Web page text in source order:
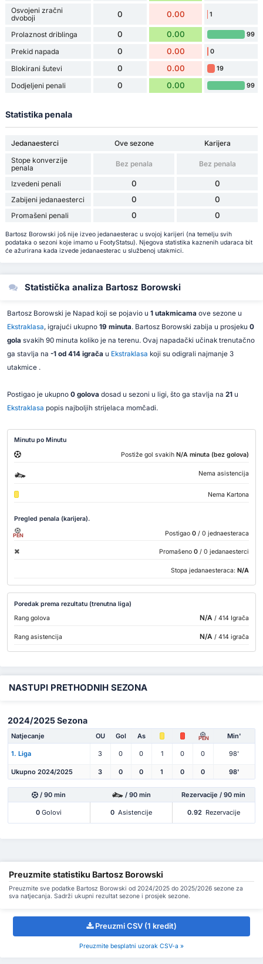
Osvojeni zračni
dvoboji
0 0.00 1
Prolaznost driblinga 0 0.00 99
Prekid napada 0 0.00 0
Blokirani šutevi 0 0.00 19
Dodjeljeni penali 0 0.00 99
Statistika penala
Jedanaesterci Ove sezone
Karijera
Stope konverzije
penala
Bez penala Bez penala
Izvedeni penali 0 0
Zabijeni jedanaesterci 0 0
Promašeni penali 0 0
Bartosz Borowski još nije izveo jedanaesterac u svojoj karijeri (na temelju svih
podataka o sezoni koje imamo u FootyStatsu). Njegova statistika kaznenih udaraca bit
će ažurirana kada izvede jedanaesterac u službenoj utakmici.
Statistička analiza Bartosz Borowski
Bartosz Borowski je Napad koji se pojavio u 1 utakmicama ove sezone u
Ekstraklasa, igrajući ukupno 19 minuta. Bartosz Borowski zabija u prosjeku 0
gola svakih 90 minuta koliko je na terenu. Ovaj napadački učinak trenutačno
ga stavlja na -1 od 414 igrača u Ekstraklasa koji su odigrali najmanje 3
utakmice .
Postigao je ukupno 0 golova dosad u sezoni u ligi, što ga stavlja na 21u
Ekstraklasa popis najboljih strijelaca momčadi.
Minutu po Minutu
Postiže gol svakih N/A minuta (bez golova)
Nema asistencija
Nema Kartona
Pregled penala (karijera).
PEN Postigao 0 / 0 jednaesteraca
Promašeno 0 / 0 jedanaesterci
Stopa jedanaesteraca: N/A
Poredak prema rezultatu (trenutna liga)
Rang golova
N/A / 414 Igrača
Rang asistencija N/A / 414 igrača
NASTUPI PRETHODNIH SEZONA
2024/2025 Sezona
Natjecanje OU Gol As PEN Min'
1. Liga 3 0 0 1 0 0 98'
Ukupno 2024/2025 3 0 0 1 0 0 98'
/ 90 min / 90 min Rezervacije / 90 min
0 Golovi 0 Asistencije 0.92 Rezervacije
Preuzmite statistiku Bartosz Borowski
Preuzmite sve podatke Bartosz Borowski od 2024/2025 do 2025/2026 sezone za
sva natjecanja. Sadrži ukupni rezultat sezone i prosjek sezone.
Preuzmi CSV (1 kredit)
Preuzmite besplatni uzorak CSV-a »